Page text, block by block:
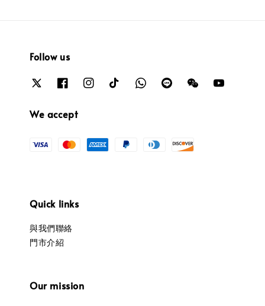
Follow us
We accept
Quick links
與我們聯絡
門市介紹
Our mission